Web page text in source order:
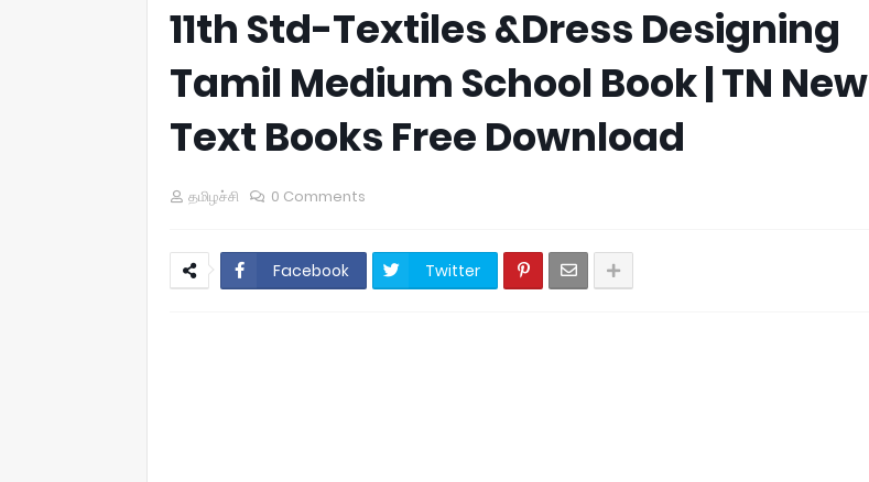
11th Std-Textiles &Dress Designing
Tamil Medium School Book | TN New
Text Books Free Download
தமிழச்சி 0 Comments
Facebook Twitter